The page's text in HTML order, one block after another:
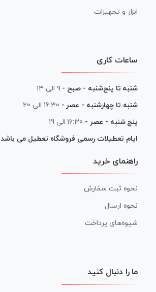
ابزار و تجهیزات
ساعات کاری
شنبه تا پنج‌شنبه - صبح - ۹ الی ۱۳
شنبه تا چهارشنبه - عصر - 16:30 الی 20
پنج شنبه - عصر - 16:30 الی 19
ایام تعطیلات رسمی فروشگاه تعطیل می باشد
راهنمای خرید
نحوه ثبت سفارش
نحوه ارسال
شیوه‌های پرداخت
ما را دنبال کنید